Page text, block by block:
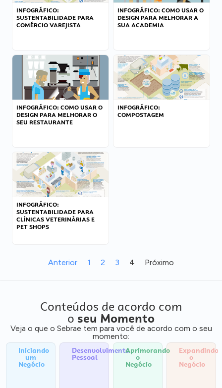
INFOGRÁFICO:
SUSTENTABILIDADE PARA
COMÉRCIO VAREJISTA
INFOGRÁFICO: COMO USAR O
DESIGN PARA MELHORAR A
SUA ACADEMIA
INFOGRÁFICO: COMO USAR O
DESIGN PARA MELHORAR O
SEU RESTAURANTE
INFOGRÁFICO:
COMPOSTAGEM
INFOGRÁFICO:
SUSTENTABILIDADE PARA
CLÍNICAS VETERINÁRIAS E
PET SHOPS
Anterior 1 2 3 4 Próximo
Conteúdos de acordo com
o seu Momento
Veja o que o Sebrae tem para você de acordo com o seu
momento:
Iniciando
um
Negócio
Desenvolvimento
Pessoal
Aprimorando
o
Negócio
Expandindo
o
Negócio